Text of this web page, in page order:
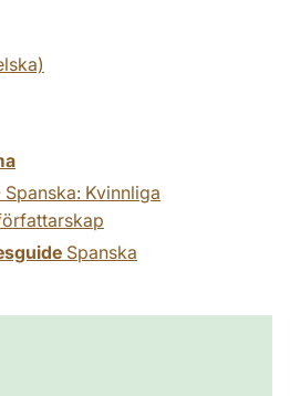
Spanska: Kvinnliga
Spanska